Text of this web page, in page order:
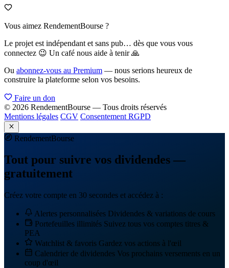
Vous aimez RendementBourse ?
Le projet est indépendant et sans pub… dès que vous vous
connectez 😉 Un café nous aide à tenir 🙏
Ou abonnez-vous au Premium — nous serions heureux de
construire la plateforme selon vos besoins.
Faire un don
© 2026 RendementBourse — Tous droits réservés
Mentions légales CGV Consentement RGPD
RendementBourse
Tout pour suivre vos dividendes —
gratuitement
Créez votre compte en 30 secondes et accédez à :
Alertes personnalisées Dividendes & variations de cours
Portefeuilles illimités Suivez tous vos comptes titres &
PEA
Watchlist & favoris Gardez vos actions à l'œil
Calendrier de dividendes Vos prochains versements en un
coup d'œil